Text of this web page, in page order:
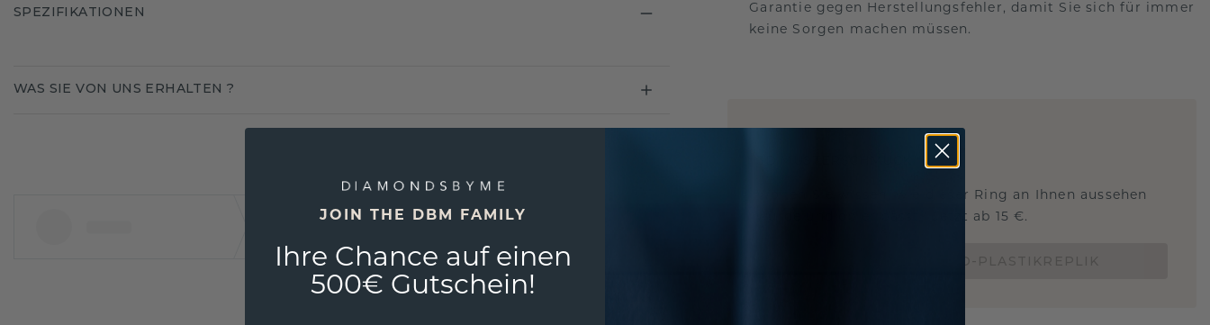
Garantie gegen Herstellungsfehler, damit Sie sich für immer
keine Sorgen machen müssen.
Wollen Sie wissen, wie dieser Ring an Ihnen aussehen
würde und ob er passt? Jetzt ab 15 €.
SPEZIFIKATIONEN
WAS SIE VON UNS ERHALTEN ?
JOIN THE DBM FAMILY
Ihre Chance auf einen
500€ Gutschein!